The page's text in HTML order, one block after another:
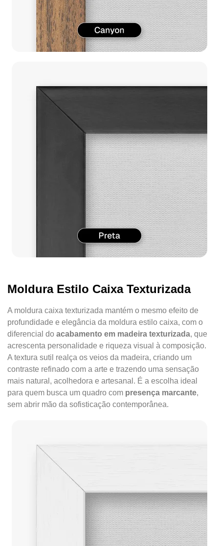
Moldura Estilo Caixa Texturizada
A moldura caixa texturizada mantém o mesmo efeito de
profundidade e elegância da moldura estilo caixa, com o
diferencial do acabamento em madeira texturizada, que
acrescenta personalidade e riqueza visual à composição.
A textura sutil realça os veios da madeira, criando um
contraste refinado com a arte e trazendo uma sensação
mais natural, acolhedora e artesanal. É a escolha ideal
para quem busca um quadro com presença marcante,
sem abrir mão da sofisticação contemporânea.